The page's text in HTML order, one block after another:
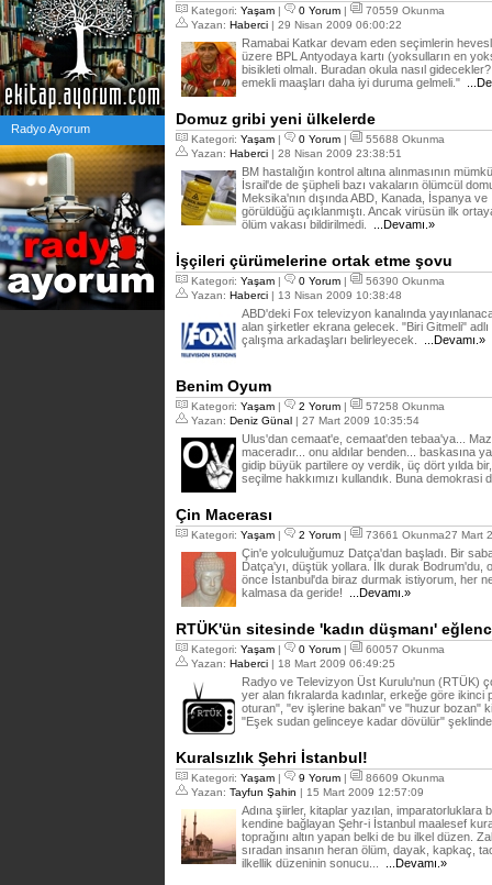
Radyo Ayorum
Kategori: Yaşam | 0 Yorum |
70559 Okunma
Yazan: Haberci | 29 Nisan 2009 06:00:22
Ramabai Katkar devam eden seçimlerin
üzere BPL Antyodaya kartı (yoksulların en
bisikleti olmalı. Buradan okula nasıl
emekli maaşları daha iyi duruma gelmeli."
Domuz gribi yeni ülkelerde
Kategori: Yaşam | 0 Yorum |
55688 Okunma
Yazan: Haberci | 28 Nisan 2009 23:38:51
BM hastalığın kontrol altına alınmasının
İsrail'de de şüpheli bazı vakaların ölümcül
Meksika'nın dışında ABD, Kanada, İspanya
görüldüğü açıklanmıştı. Ancak virüsün ilk
ölüm vakası bildirilmedi.
...Devamı.»
İşçileri çürümelerine ortak etme şovu
Kategori: Yaşam | 0 Yorum |
56390 Okunma
Yazan: Haberci | 13 Nisan 2009 10:38:48
ABD'deki Fox televizyon kanalında
alan şirketler ekrana gelecek. "Biri Gitmeli"
çalışma arkadaşları belirleyecek.
...Devamı.»
Benim Oyum
Kategori: Yaşam | 2 Yorum |
57258 Okunma
Yazan: Deniz Günal | 27 Mart 2009 10:35:54
Ulus'dan cemaat'e, cemaat'den tebaa'ya...
maceradır... onu aldılar benden... baskasına
gidip büyük partilere oy verdik, üç dört yılda
seçilme hakkımızı kullandık. Buna demokrasi
Çin Macerası
Kategori: Yaşam | 2 Yorum | 73661 Okunma27 Mart
Çin'e yolculuğumuz Datça'dan başladı. Bir
Datça'yı, düştük yollara. İlk durak Bodrum'du,
önce İstanbul'da biraz durmak istiyorum, her
kalmasa da geride!
...Devamı.»
RTÜK'ün sitesinde 'kadın düşmanı'
Kategori: Yaşam | 0 Yorum |
60057 Okunma
Yazan: Haberci | 18 Mart 2009 06:49:25
Radyo ve Televizyon Üst Kurulu'nun (RTÜK)
yer alan fıkralarda kadınlar, erkeğe göre ikinci
oturan", "ev işlerine bakan" ve "huzur bozan"
"Eşek sudan gelinceye kadar dövülür" şeklinde
Kuralsızlık Şehri İstanbul!
Kategori: Yaşam | 9 Yorum |
86609 Okunma
Yazan: Tayfun Şahin | 15 Mart 2009 12:57:09
Adına şiirler, kitaplar yazılan, imparatorluklara
kendine bağlayan Şehr-i İstanbul maalesef
toprağını altın yapan belki de bu ilkel düzen.
sıradan insanın heran ölüm, dayak, kapkaç,
ilkellik düzeninin sonucu...
...Devamı.»